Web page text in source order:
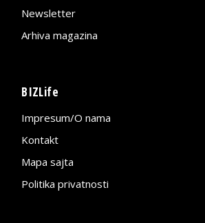
Newsletter
Arhiva magazina
BIZLife
Impresum/O nama
Kontakt
Mapa sajta
Politika privatnosti